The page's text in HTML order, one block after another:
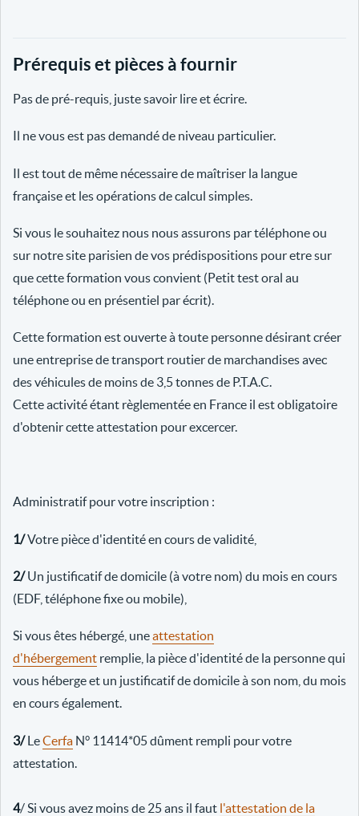
Prérequis et pièces à fournir
Pas de pré-requis, juste savoir lire et écrire.
Il ne vous est pas demandé de niveau particulier.
Il est tout de même nécessaire de maîtriser la langue
française et les opérations de calcul simples.
Si vous le souhaitez nous nous assurons par téléphone ou
sur notre site parisien de vos prédispositions pour etre sur
que cette formation vous convient (Petit test oral au
téléphone ou en présentiel par écrit).
Cette formation est ouverte à toute personne désirant créer
une entreprise de transport routier de marchandises avec
des véhicules de moins de 3,5 tonnes de P.T.A.C.
Cette activité étant règlementée en France il est obligatoire
d'obtenir cette attestation pour excercer.
Administratif pour votre inscription :
1/Votre pièce d'identité en cours de validité,
2/Un justificatif de domicile (à votre nom) du mois en cours
(EDF, téléphone fixe ou mobile),
Si vous êtes hébergé, uneattestation
d'hébergement remplie, la pièce d'identité de la personne qui
vous héberge et un justificatif de domicile à son nom, du mois
en cours également.
3/LeCerfa N° 11414*05 dûment rempli pour votre
attestation.
4/ Si vous avez moins de 25 ans il faut l'attestation de la